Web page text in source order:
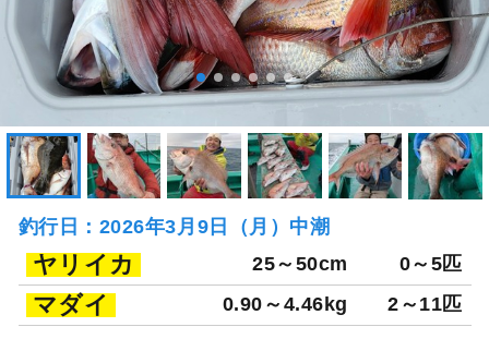
釣行日：2026年3月9日（月）中潮
ヤリイカ 25～50cm 0～5匹
マダイ 0.90～4.46kg 2～11匹